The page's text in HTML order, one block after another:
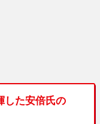
した安倍氏の